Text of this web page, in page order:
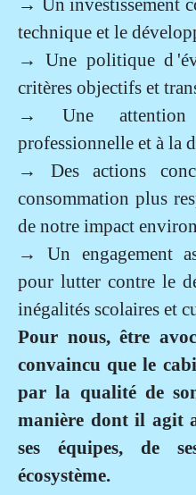
→ Un investissement
technique et le
→Une politique d
critères objectifs et
→Une
professionnelle et à la
→ Des actions
consommation plus
de notre impact
→Un engagement
pour lutter contre le
inégalités scolaires et
Pour nous, être
convaincu que le
par la qualité de
manière dont il agit
ses équipes, de
écosystème.